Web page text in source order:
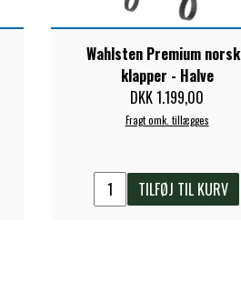
Wahlsten Premium
klapper - Halve
DKK 1.199,00
Fragt omk. tillægges
TILFØJ TIL KURV